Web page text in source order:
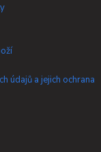
údajů a jejich ochrana